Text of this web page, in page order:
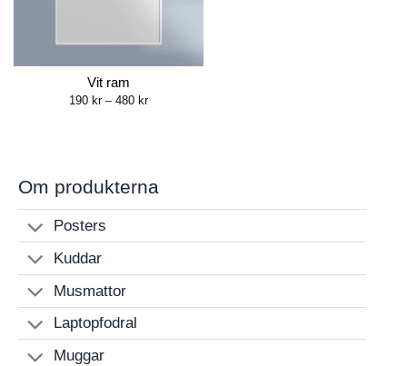
Vit ram
190 kr – 480 krPrice
Om produkterna
Posters
Kuddar
Musmattor
Laptopfodral
Muggar